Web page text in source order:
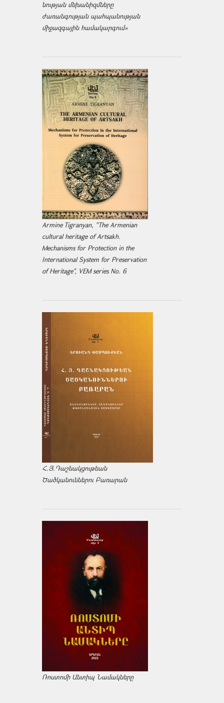
նության մեխանիզմները
ժառանգության պահպանության
միջազ­գային համակարգում»
Armine Tigranyan, "The Armenian
cultural heritage of Artsakh.
Mechanisms for Protection in the
International System for Preservation
of Heritage", VEM series No. 6
Հ.Յ.Դաշնակցութեան
Ծածկանուններու Բառարան
Ռոստոմի Անտիպ Նամակները